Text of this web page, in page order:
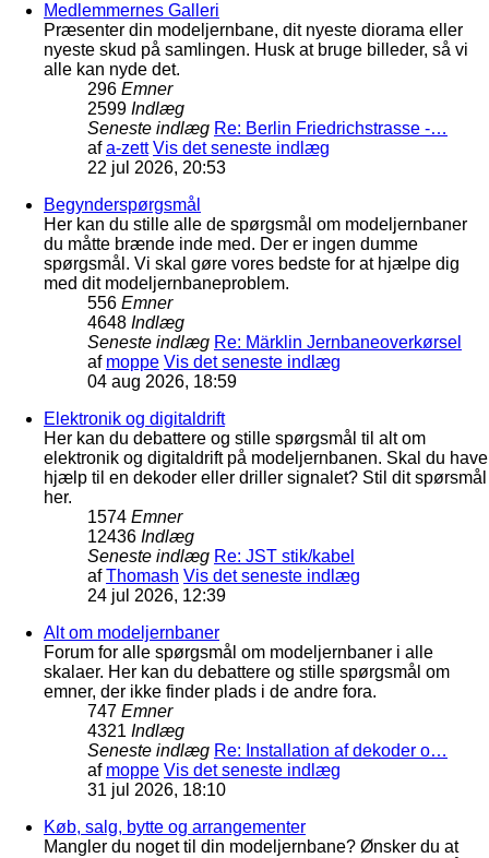
Medlemmernes Galleri
Præsenter din modeljernbane, dit nyeste diorama eller
nyeste skud på samlingen. Husk at bruge billeder, så vi
alle kan nyde det.
296 Emner
2599 Indlæg
Seneste indlæg Re: Berlin Friedrichstrasse -…
afa-zett Vis det seneste indlæg
22 jul 2026, 20:53
Begynderspørgsmål
Her kan du stille alle de spørgsmål om modeljernbaner
du måtte brænde inde med. Der er ingen dumme
spørgsmål. Vi skal gøre vores bedste for at hjælpe dig
med dit modeljernbaneproblem.
556 Emner
4648 Indlæg
Seneste indlæg Re: Märklin Jernbaneoverkørsel
af moppe Vis det seneste indlæg
04 aug 2026, 18:59
Elektronik og digitaldrift
Her kan du debattere og stille spørgsmål til alt om
elektronik og digitaldrift på modeljernbanen. Skal du have
hjælp til en dekoder eller driller signalet? Stil dit spørsmål
her.
1574 Emner
12436 Indlæg
Seneste indlæg Re: JST stik/kabel
afThomash Vis det seneste indlæg
24 jul 2026, 12:39
Alt om modeljernbaner
Forum for alle spørgsmål om modeljernbaner i alle
skalaer. Her kan du debattere og stille spørgsmål om
emner, der ikke finder plads i de andre fora.
747 Emner
4321 Indlæg
Seneste indlæg Re: Installation af dekoder o…
af moppe Vis det seneste indlæg
31 jul 2026, 18:10
Køb, salg, bytte og arrangementer
Mangler du noget til din modeljernbane? Ønsker du at